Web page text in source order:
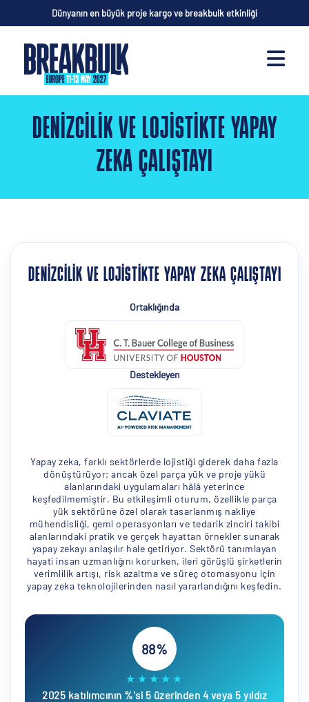
Dünyanın en büyük proje kargo ve breakbulk etkinliği
DENIZCILIK VE LOJISTIKTE YAPAY
ZEKA ÇALIŞTAYI
DENIZCILIK VE LOJISTIKTE YAPAY ZEKA ÇALIŞTAYI
Ortaklığında
Destekleyen
Yapay zeka, farklı sektörlerde lojistiği giderek daha fazla
dönüştürüyor; ancak özel parça yük ve proje yükü
alanlarındaki uygulamaları hâlâ yeterince
keşfedilmemiştir. Bu etkileşimli oturum, özellikle parça
yük sektörüne özel olarak tasarlanmış nakliye
mühendisliği, gemi operasyonları ve tedarik zinciri takibi
alanlarındaki pratik ve gerçek hayattan örnekler sunarak
yapay zekayı anlaşılır hale getiriyor. Sektörü tanımlayan
hayati insan uzmanlığını korurken, ileri görüşlü şirketlerin
verimlilik artışı, risk azaltma ve süreç otomasyonu için
yapay zeka teknolojilerinden nasıl yararlandığını keşfedin.
88%
★★★★★
2025 katılımcının %'si 5 üzerinden 4 veya 5 yıldız